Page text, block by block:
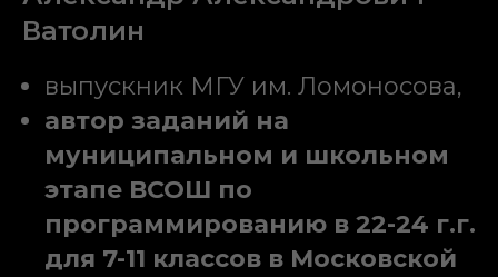
Ватолин
выпускник МГУ им. Ломоносова,
автор заданий на
муниципальном и школьном
этапе ВСОШ по
программированию в 22-24 г.г.
для 7-11 классов в Московской